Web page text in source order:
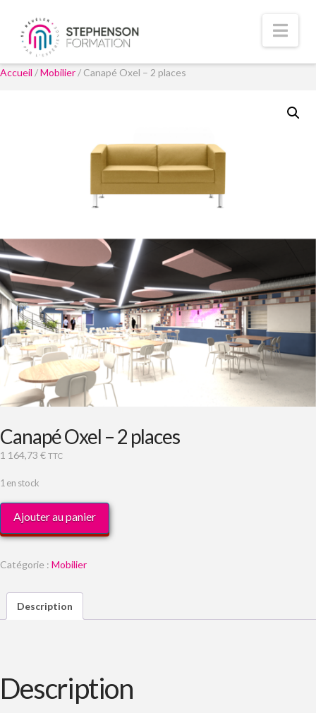
Accueil /Mobilier / Canapé Oxel – 2 places
Canapé Oxel – 2 places
1 164,73 € TTC
1 en stock
Canapé
Oxel
places
Ajouter au panier
Catégorie : Mobilier
Description
Description